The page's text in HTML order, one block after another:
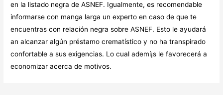
en la listado negra de ASNEF. Igualmente, es recomendable
informarse con manga larga un experto en caso de que te
encuentras con relación negra sobre ASNEF. Esto le ayudará
an alcanzar algún préstamo crematístico y no ha transpirado
confortable a sus exigencias. Lo cual ademí¡s le favorecerá a
economizar acerca de motivos.